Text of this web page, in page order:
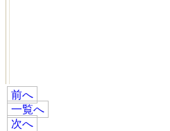
前へ
一覧へ
次へ